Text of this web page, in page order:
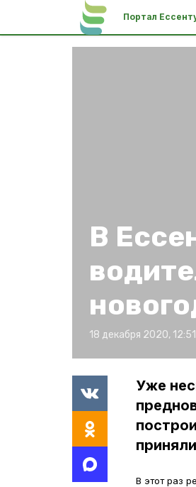
Портал
В
18 декабря 2020, 12:51
Уже
В этот раз